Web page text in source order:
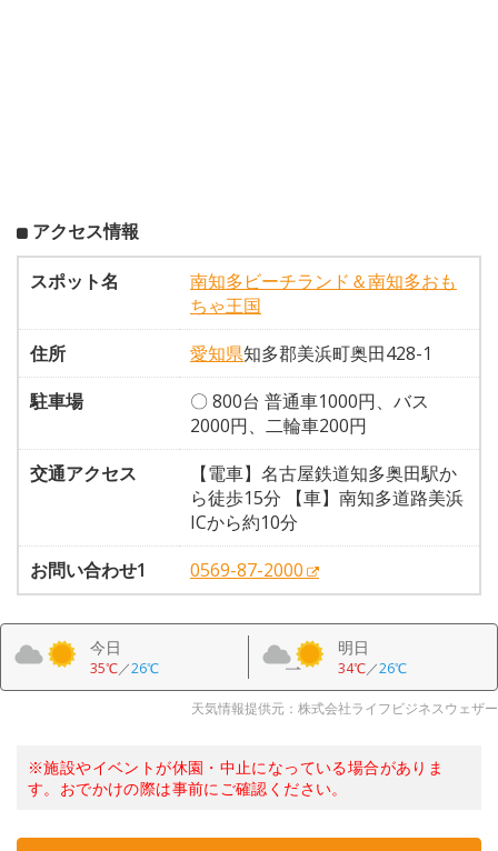
アクセス情報
スポット名
南知多ビーチランド＆南知多おも
ちゃ王国
住所
愛知県知多郡美浜町奥田428-1
駐車場
〇 800台 普通車1000円、バス
2000円、二輪車200円
交通アクセス
【電車】名古屋鉄道知多奥田駅か
ら徒歩15分 【車】南知多道路美浜
ICから約10分
お問い合わせ1
0569-87-2000
今日
35℃／26℃
明日
34℃／26℃
天気情報提供元：株式会社ライフビジネスウェザー
※施設やイベントが休園・中止になっている場合がありま
す。おでかけの際は事前にご確認ください。